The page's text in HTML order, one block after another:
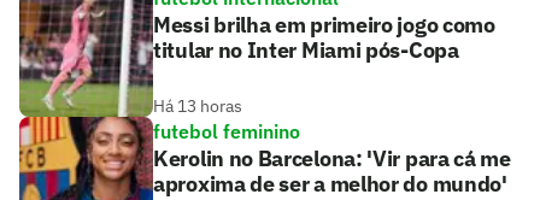
Messi brilha em primeiro jogo como
titular no Inter Miami pós-Copa
Há 13 horas
futebol feminino
Kerolin no Barcelona: 'Vir para cá me
aproxima de ser a melhor do mundo'